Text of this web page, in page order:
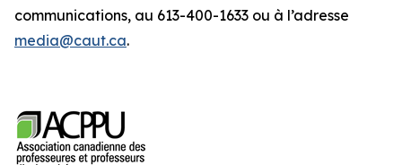
communications, au 613-400-1633 ou à l’adresse
media@caut.ca.